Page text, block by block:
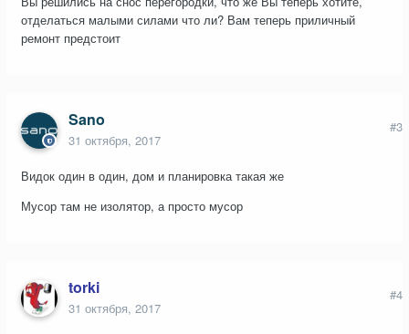
отделаться малыми силами что ли? Вам теперь приличный
ремонт предстоит
Sano
31 октября, 2017
#3
Видок один в один, дом и планировка такая же
Мусор там не изолятор, а просто мусор
torki
31 октября, 2017
#4